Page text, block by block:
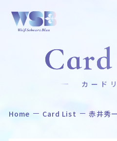
Home
カード
Home Card List 赤井秀